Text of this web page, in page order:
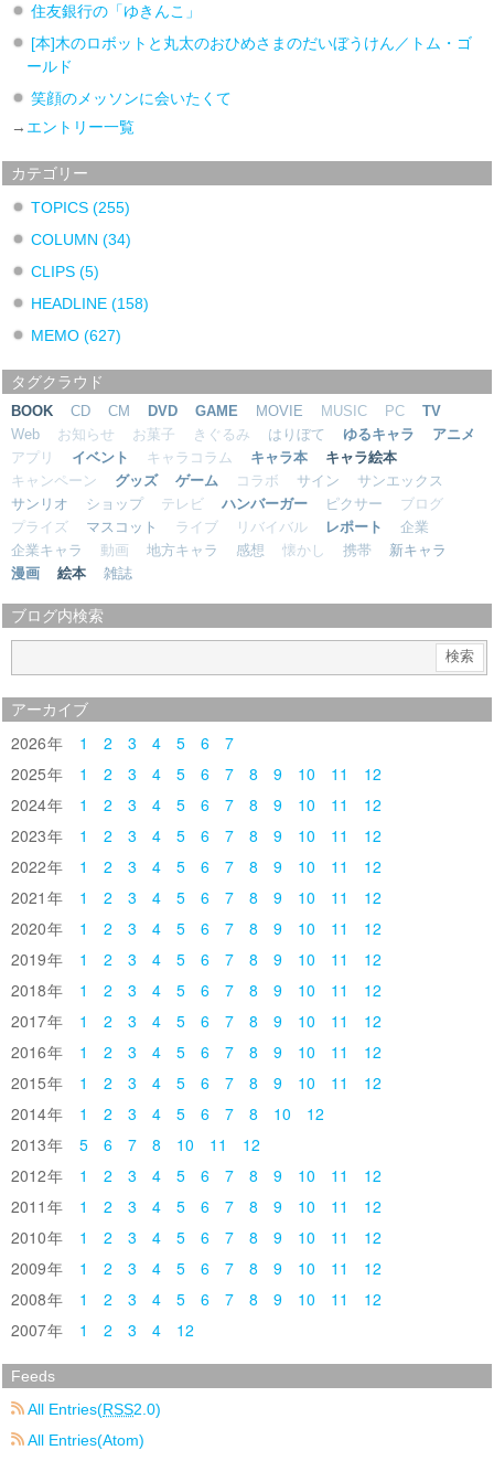
住友銀行の「ゆきんこ」
[本]木のロボットと丸太のおひめさまのだいぼうけん／トム・ゴ
ールド
笑顔のメッソンに会いたくて
→ エントリー一覧
カテゴリー
TOPICS(255)
COLUMN(34)
CLIPS(5)
HEADLINE(158)
MEMO(627)
タグクラウド
BOOK CD CM DVD GAME MOVIE MUSIC PC
TV
Web
お知らせ お菓子 きぐるみ はりぼて ゆるキャラ
アニメ
アプリ
イベント キャラコラム キャラ本
キャラ絵本
キャンペーン
グッズ ゲーム コラボ サイン
サンエックス
サンリオ
ショップ テレビ ハンバーガー ピクサー
ブログ
プライズ
マスコット ライブ リバイバル レポート
企業
企業キャラ
動画 地方キャラ 感想 懐かし 携帯
新キャラ
漫画
絵本 雑誌
ブログ内検索
アーカイブ
2026 1 2 3 4 5 6
7
2025
1 2 3 4 5 6 7 8 9 10 11
12
2024
1 2 3 4 5 6 7 8 9 10 11
12
2023
1 2 3 4 5 6 7 8 9 10 11
12
2022
1 2 3 4 5 6 7 8 9 10 11
12
2021
1 2 3 4 5 6 7 8 9 10 11
12
2020
1 2 3 4 5 6 7 8 9 10 11
12
2019
1 2 3 4 5 6 7 8 9 10 11
12
2018
1 2 3 4 5 6 7 8 9 10 11
12
2017
1 2 3 4 5 6 7 8 9 10 11
12
2016
1 2 3 4 5 6 7 8 9 10 11
12
2015
1 2 3 4 5 6 7 8 9 10 11
12
2014
1 2 3 4 5 6 7 8 10
12
2013
5 6 7 8 10 11
12
2012
1 2 3 4 5 6 7 8 9 10 11
12
2011
1 2 3 4 5 6 7 8 9 10 11
12
2010
1 2 3 4 5 6 7 8 9 10 11
12
2009
1 2 3 4 5 6 7 8 9 10 11
12
2008
1 2 3 4 5 6 7 8 9 10 11
12
2007
1 2 3 4 12
Feeds
All Entries(RSS2.0)
All Entries(Atom)